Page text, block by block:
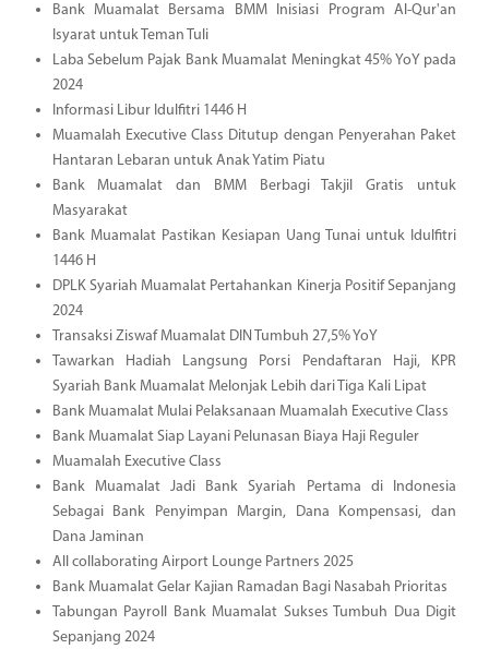
Bank Muamalat Bersama BMM Inisiasi Program Al-Qur'an
Isyarat untuk Teman Tuli
Laba Sebelum Pajak Bank Muamalat Meningkat 45% YoY pada
2024
Informasi Libur Idulfitri 1446 H
Muamalah Executive Class Ditutup dengan Penyerahan Paket
Hantaran Lebaran untuk Anak Yatim Piatu
Bank Muamalat dan BMM Berbagi Takjil Gratis untuk
Masyarakat
Bank Muamalat Pastikan Kesiapan Uang Tunai untuk Idulfitri
1446 H
DPLK Syariah Muamalat Pertahankan Kinerja Positif Sepanjang
2024
Transaksi Ziswaf Muamalat DIN Tumbuh 27,5% YoY
Tawarkan Hadiah Langsung Porsi Pendaftaran Haji, KPR
Syariah Bank Muamalat Melonjak Lebih dari Tiga Kali Lipat
Bank Muamalat Mulai Pelaksanaan Muamalah Executive Class
Bank Muamalat Siap Layani Pelunasan Biaya Haji Reguler
Muamalah Executive Class
Bank Muamalat Jadi Bank Syariah Pertama di Indonesia
Sebagai Bank Penyimpan Margin, Dana Kompensasi, dan
Dana Jaminan
All collaborating Airport Lounge Partners 2025
Bank Muamalat Gelar Kajian Ramadan Bagi Nasabah Prioritas
Tabungan Payroll Bank Muamalat Sukses Tumbuh Dua Digit
Sepanjang 2024